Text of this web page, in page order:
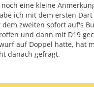
eine kleine
ich mit dem ersten
zweiten sofort auf's
und dann mit D19
auf Doppel hatte, hat
danach gefragt.